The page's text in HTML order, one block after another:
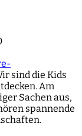
sind die Kids
Am
Sachen aus,
spannende